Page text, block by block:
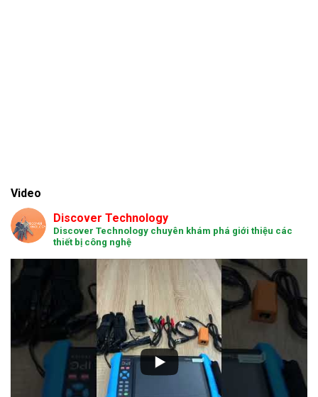
Video
Discover Technology
Discover Technology chuyên khám phá giới thiệu các
thiết bị công nghệ